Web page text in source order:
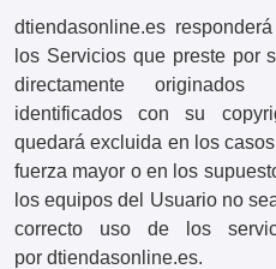
dtiendasonline.es
los Servicios que preste por
directamente
identificados con su
quedará excluida en los
fuerza mayor o en los
los equipos del Usuario no
correcto uso de los
por dtiendasonline.es.